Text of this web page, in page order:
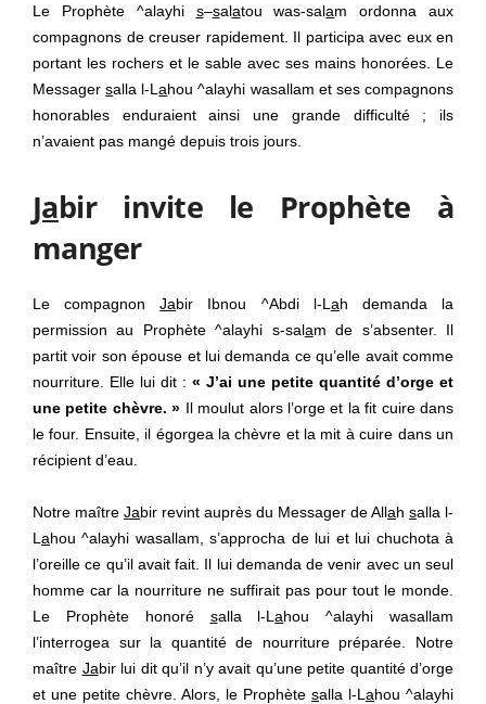
Le Prophète ^alayhi s–salatou was-salam ordonna aux
compagnons de creuser rapidement. Il participa avec eux en
portant les rochers et le sable avec ses mains honorées. Le
Messagersalla l-Lahou ^alayhi wasallam et ses compagnons
honorables enduraient ainsi une grande difficulté ; ils
n’avaient pas mangé depuis trois jours.
Jabir invite le Prophète à
manger
Le compagnonJabir Ibnou ^Abdi l-L ah demanda la
permission au Prophète ^alayhi s-salam de s’absenter. Il
partit voir son épouse et lui demanda ce qu’elle avait comme
nourriture. Elle lui dit : « J’ai une petite quantité d’orge et
une petite chèvre. » Il moulut alors l’orge et la fit cuire dans
le four. Ensuite, il égorgea la chèvre et la mit à cuire dans un
récipient d’eau.
Notre maître Jabir revint auprès du Messager de Allah salla l-
L ahou ^alayhi wasallam, s’approcha de lui et lui chuchota à
l’oreille ce qu’il avait fait. Il lui demanda de venir avec un seul
homme car la nourriture ne suffirait pas pour tout le monde.
Le Prophète honoré salla l-Lahou ^alayhi wasallam
l’interrogea sur la quantité de nourriture préparée. Notre
maître Jabir lui dit qu’il n’y avait qu’une petite quantité d’orge
et une petite chèvre. Alors, le Prophète salla l-L ahou ^alayhi